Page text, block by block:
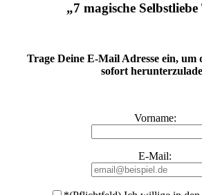
„7 magische
Trage Deine E-Mail Adresse ein, um
sofort
Vorname:
E-Mail: